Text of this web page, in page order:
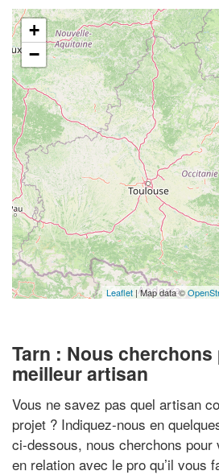
+
−
Leaflet | Map data ©
Tarn : Nous
meilleur artisan
Vous ne savez pas quel artisan
projet ? Indiquez-nous en
ci-dessous, nous cherchons
en relation avec le pro qu’il vous